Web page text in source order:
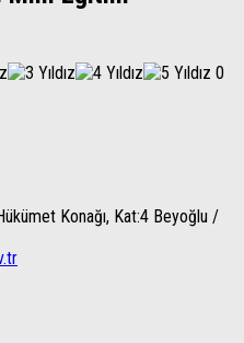
0
Konağı, Kat:4 Beyoğlu /